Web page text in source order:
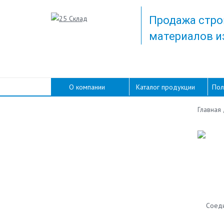
Продажа
материалов
О компании Каталог продукции
Главная